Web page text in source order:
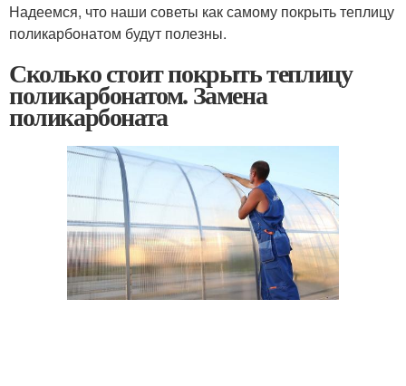
Надеемся, что наши советы как самому покрыть теплицу
поликарбонатом будут полезны.
Сколько стоит покрыть теплицу
поликарбонатом. Замена
поликарбоната